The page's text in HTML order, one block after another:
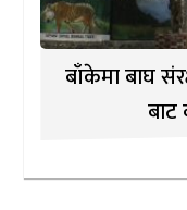
बाँकेमा बाघ